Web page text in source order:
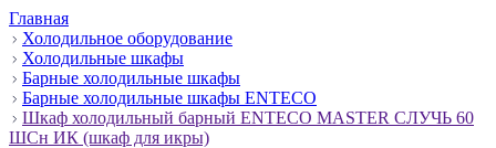
Главная
Холодильное оборудование
Холодильные шкафы
Барные холодильные шкафы
Барные холодильные шкафы ENTECO
Шкаф холодильный барный ENTECO MASTER СЛУЧЬ 60
ШСн ИК (шкаф для икры)